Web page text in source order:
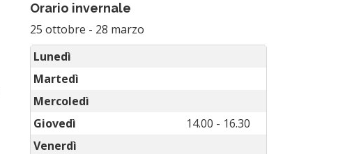
Orario invernale
25 ottobre - 28 marzo
Lunedì
Martedì
Mercoledì
Giovedì
14.00 - 16.30
Venerdì